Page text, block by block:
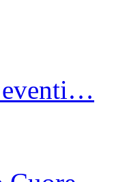
eventi…